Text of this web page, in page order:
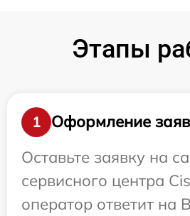
Этапы
1
Оформление
Оставьте заявку на
сервисного центра
оператор ответит на